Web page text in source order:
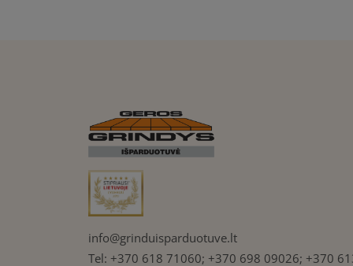
info@grinduisparduotuve.lt
Tel: +370 618 71060; +370 698 09026; +370